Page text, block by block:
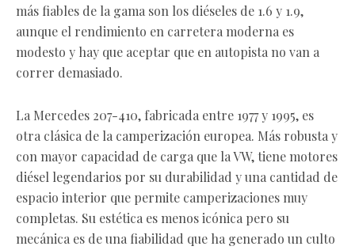
más fiables de la gama son los diéseles de 1.6 y 1.9,
aunque el rendimiento en carretera moderna es
modesto y hay que aceptar que en autopista no van a
correr demasiado.
La Mercedes 207-410, fabricada entre 1977 y 1995, es
otra clásica de la camperización europea. Más robusta y
con mayor capacidad de carga que la VW, tiene motores
diésel legendarios por su durabilidad y una cantidad de
espacio interior que permite camperizaciones muy
completas. Su estética es menos icónica pero su
mecánica es de una fiabilidad que ha generado un culto